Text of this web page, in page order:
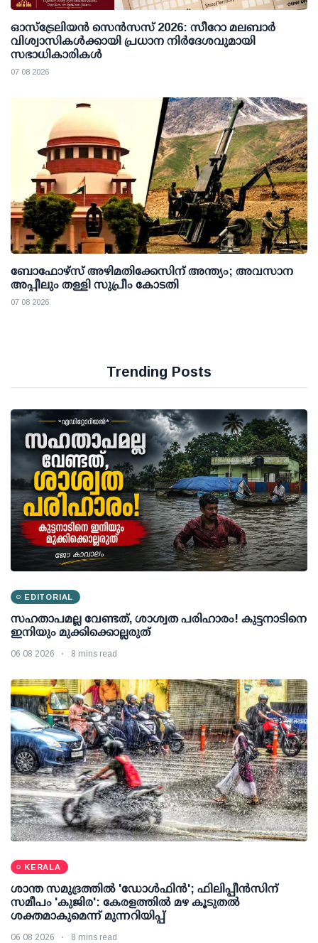
ഓസ്ട്രേലിയൻ സെൻസസ് 2026: സീറോ മലബാർ
വിശ്വാസികൾക്കായി പ്രധാന നിർദേശവുമായി
സഭാധികാരികൾ
07 08 2026
ബോഫോഴ്സ് അഴിമതിക്കേസിന് അന്ത്യം; അവസാന
അപ്പീലും തള്ളി സുപ്രീം കോടതി
07 08 2026
Trending Posts
EDITORIAL
സഹതാപമല്ല വേണ്ടത്, ശാശ്വത പരിഹാരം! കുട്ടനാടിനെ
ഇനിയും മുക്കിക്കൊല്ലരുത്
06 08 2026 8 mins read
KERALA
ശാന്ത സമുദ്രത്തില്‍ 'ഡോള്‍ഫിന്‍'; ഫിലിപ്പീന്‍സിന്
സമീപം 'കുജിര': കേരളത്തില്‍ മഴ കൂടുതല്‍
ശക്തമാകുമെന്ന് മുന്നറിയിപ്പ്
06 08 2026 8 mins read